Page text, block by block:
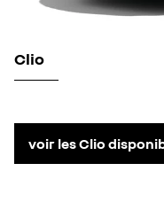
Clio
voir les Clio